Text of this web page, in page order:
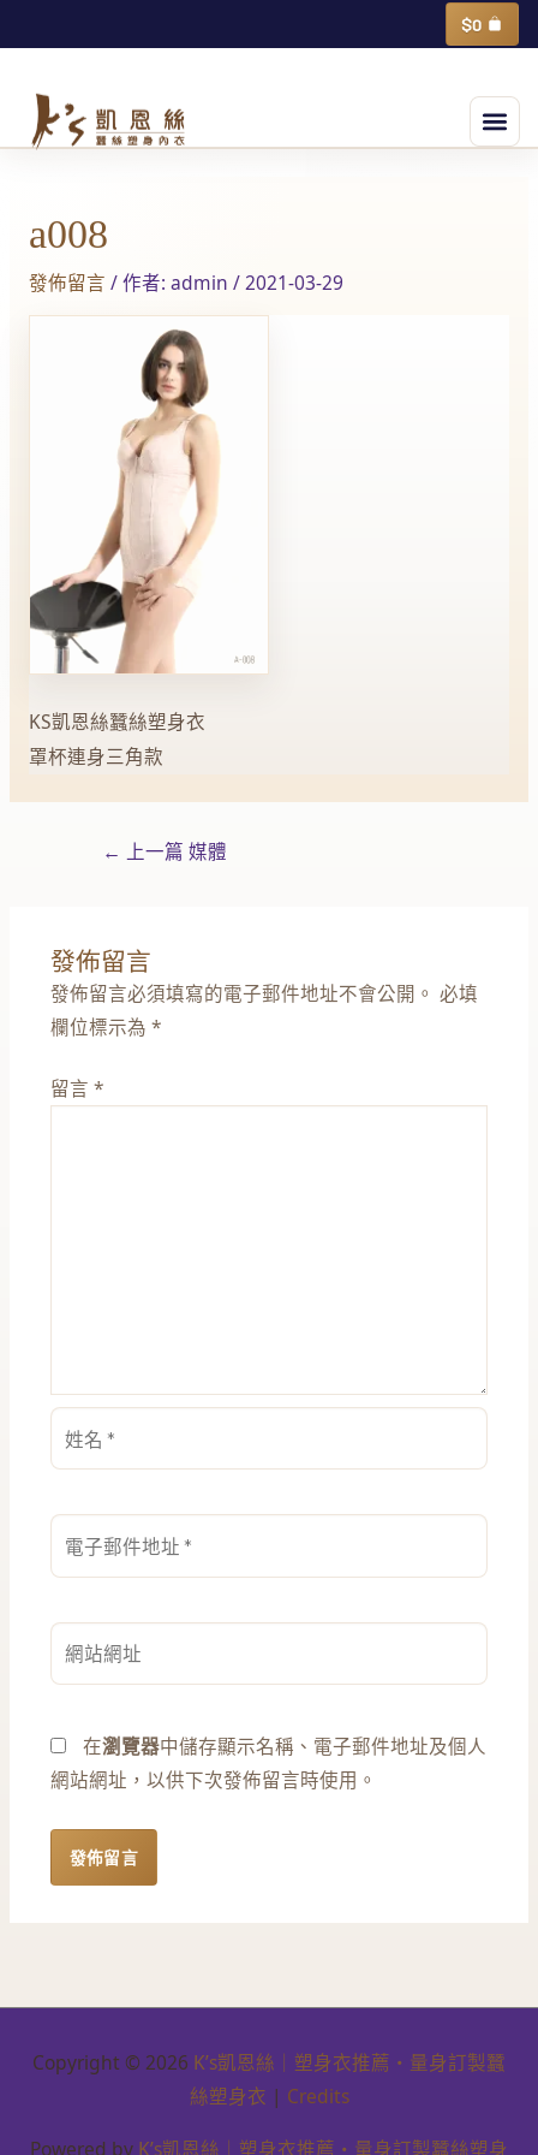
至
內
$0
物
籃
選
單
a008
發佈留言 / 作者: admin /2021-03-29
KS凱恩絲蠶絲塑身衣
罩杯連身三角款
← 上一篇 媒體
發佈留言
發佈留言必須填寫的電子郵件地址不會公開。 必填
欄位標示為 *
留言 *
名
子
件
地
*
站
址
在瀏覽器中儲存顯示名稱、電子郵件地址及個人
網站網址，以供下次發佈留言時使用。
Copyright © 2026 K’s凱恩絲｜塑身衣推薦・量身訂製蠶
絲塑身衣 | Credits
Powered by K’s凱恩絲｜塑身衣推薦・量身訂製蠶絲塑身